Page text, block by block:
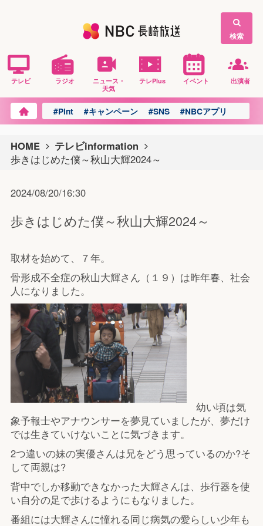
検索
テレビ ラジオ
ニュース・
天気
テレPlus イベント 出演者
#Pint #キャンペーン #SNS #NBCアプリ
HOME
テレビinformation
歩きはじめた僕～秋山大輝2024～
2024/08/20/16:30
歩きはじめた僕～秋山大輝2024～
取材を始めて、７年。
骨形成不全症の秋山大輝さん（１９）は昨年春、社会
人になりました。
幼い頃は気
象予報士やアナウンサーを夢見ていましたが、夢だけ
では生きていけないことに気づきます。
2つ違いの妹の実優さんは兄をどう思っているのか?そ
して両親は?
背中でしか移動できなかった大輝さんは、歩行器を使
い自分の足で歩けるようにもなりました。
番組には大輝さんに憧れる同じ病気の愛らしい少年も